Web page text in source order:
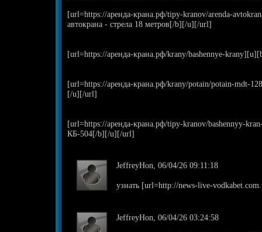
[url=https://аренда-крана.рф/tipy-kranov/arenda-
автокрана - стрела 18 метров[/b][/u][/url]
[url=https://аренда-крана.рф/krany/bashennye-
[url=https://аренда-крана.рф/krany/potain/potain-mdt-
[/u][/url]
[url=https://аренда-крана.рф/tipy-kranov/bashennyy-
КБ-504[/b][/u][/url]
JeffreyHon, 06/04/26 09:11:18
узнать [url=http://news-live-
JeffreyHon, 06/04/26 03:24:58